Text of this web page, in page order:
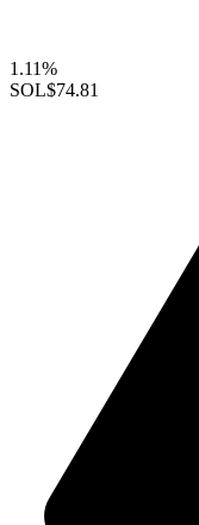
1.11%
SOL$74.81